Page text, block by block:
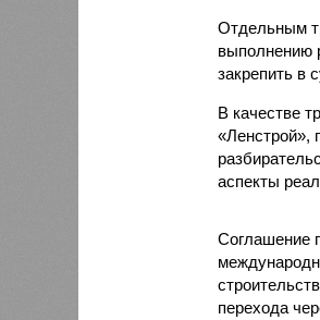
Отдельным
выполнению
закрепить в
В качестве
«Ленстрой»,
аспекты
Соглашение
перехода